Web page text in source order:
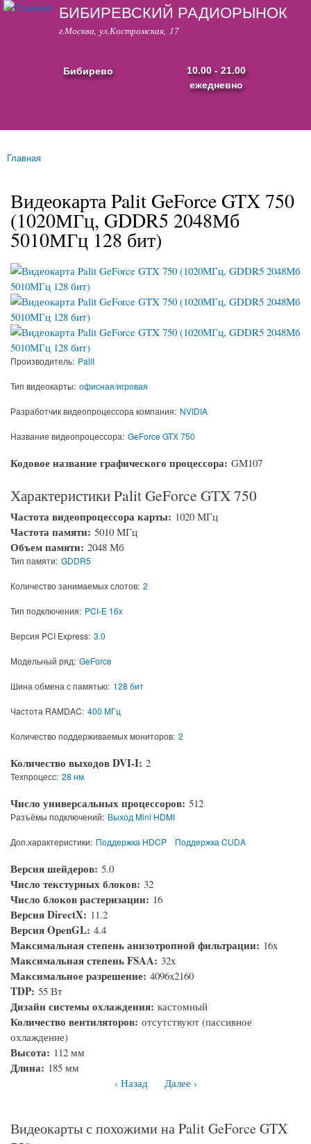
Перейти к
содержанию
БИБИРЕВСКИЙ РАДИОРЫНОК
г.Москва, ул.Костромская, 17
Бибирево
10.00 - 21.00
ежедневно
Вы здесь
Главная
Видеокарта Palit GeForce GTX 750
(1020МГц, GDDR5 2048Мб
5010МГц 128 бит)
Производитель: Palit
Тип видеокарты: офисная/игровая
Разработчик видеопроцессора компания: NVIDIA
Название видеопроцессора: GeForce GTX 750
Кодовое название графического процессора: GM107
Характеристики Palit GeForce GTX 750
Частота видеопроцессора карты: 1020 МГц
Частота памяти: 5010 МГц
Объем памяти: 2048 Мб
Тип памяти: GDDR5
Количество занимаемых слотов: 2
Тип подключения: PCI-E 16x
Версия PCI Express: 3.0
Модельный ряд: GeForce
Шина обмена с памятью: 128 бит
Частота RAMDAC: 400 МГц
Количество поддерживаемых мониторов: 2
Количество выходов DVI-I: 2
Техпроцесс: 28 нм
Число универсальных процессоров: 512
Разъёмы подключений: Выход Mini HDMI
Доп.характеристики: Поддержка HDCP Поддержка CUDA
Версия шейдеров: 5.0
Число текстурных блоков: 32
Число блоков растеризации: 16
Версия DirectX: 11.2
Версия OpenGL: 4.4
Максимальная степень анизотропной фильтрации: 16x
Максимальная степень FSAA: 32x
Максимальное разрешение: 4096x2160
TDP: 55 Вт
Дизайн системы охлаждения: кастомный
Количество вентиляторов: отсутствуют (пассивное
охлаждение)
Высота: 112 мм
Длина: 185 мм
‹ Назад
Далее ›
Видеокарты с похожими на Palit GeForce GTX